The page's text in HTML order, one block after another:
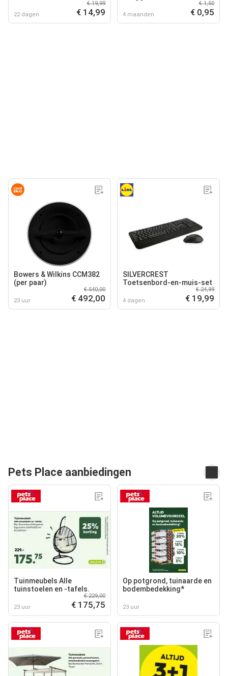
22 dagen
€ 19,99
€ 14,99 4 maanden
€ 1,50
€ 0,95
Bowers & Wilkins CCM382
(per paar)
23 uur
€ 540,00
€ 492,00
SILVERCREST
Toetsenbord-en-muis-set
4 dagen
€ 24,99
€ 19,99
Pets Place aanbiedingen
Tuinmeubels Alle
tuinstoelen en -tafels.
23 uur
€ 229,00
€ 175,75
Op potgrond, tuinaarde en
bodembedekking*
23 uur